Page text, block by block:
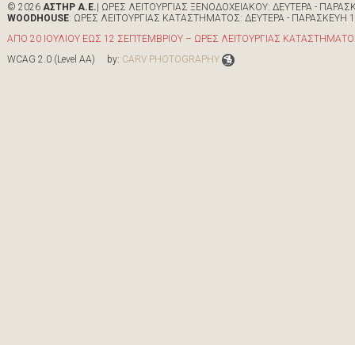
© 2026 ΑΣΤΗΡ Α.Ε.| ΩΡΕΣ ΛΕΙΤΟΥΡΓΙΑΣ ΞΕΝΟΔΟΧΕΙΑΚΟΥ: ΔΕΥΤΕΡΑ -
WOODHOUSE: ΩΡΕΣ ΛΕΙΤΟΥΡΓΙΑΣ ΚΑΤΑΣΤΗΜΑΤΟΣ: ΔΕΥΤΕΡΑ - ΠΑΡΑΣΚΕΥΗ
ΑΠΟ 20 ΙΟΥΛΙΟΥ ΕΩΣ 12 ΣΕΠΤΕΜΒΡΙΟΥ – ΩΡΕΣ ΛΕΙΤΟΥΡΓΙΑΣ
WCAG 2.0 (Level AA) by: CARV PHOTOGRAPHY